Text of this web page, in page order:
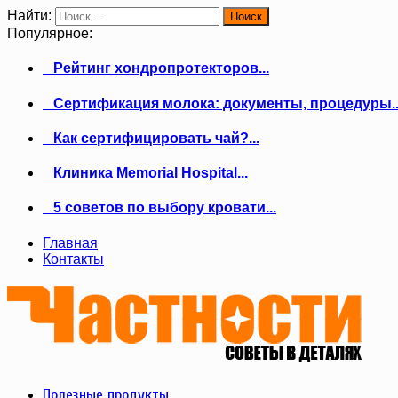
Найти:
Популярное:
Рейтинг хондропротекторов...
Сертификация молока: документы,
Как сертифицировать чай?...
Клиника Memorial Hospital...
5 советов по выбору кровати...
Главная
Контакты